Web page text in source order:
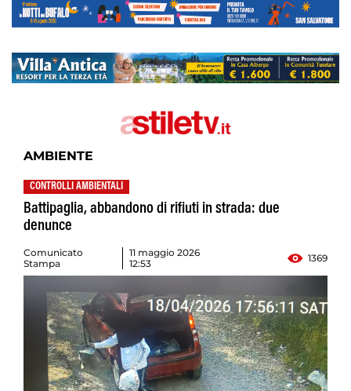
AMBIENTE
CONTROLLI AMBIENTALI
Battipaglia, abbandono di rifiuti in strada: due
denunce
Comunicato
Stampa
11 maggio 2026
12:53
1369